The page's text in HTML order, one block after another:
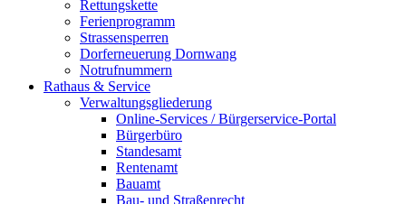
Rettungskette
Ferienprogramm
Strassensperren
Dorferneuerung Dornwang
Notrufnummern
Rathaus & Service
Verwaltungsgliederung
Online-Services / Bürgerservice-Portal
Bürgerbüro
Standesamt
Rentenamt
Bauamt
Bau- und Straßenrecht